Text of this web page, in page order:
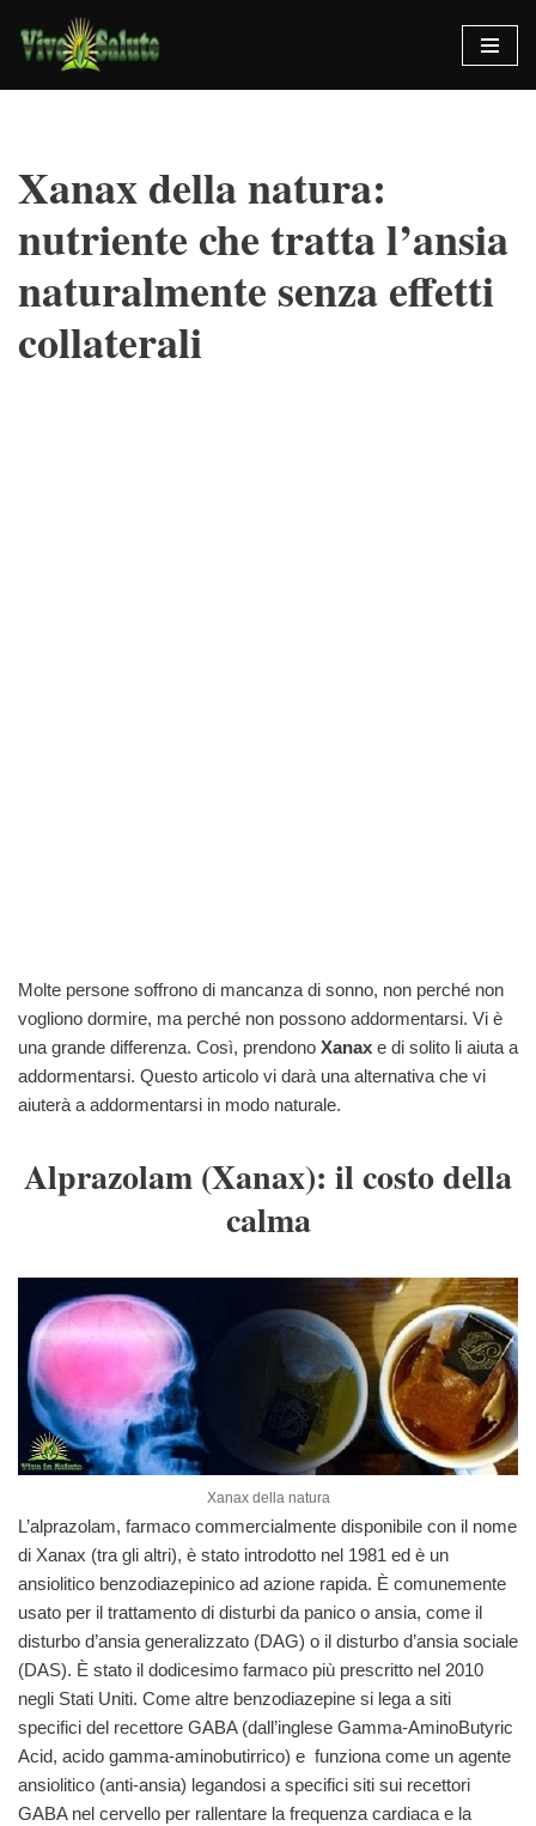
Vai
al
Xanax della natura:
nutriente che tratta l’ansia
naturalmente senza effetti
collaterali
Molte persone soffrono di mancanza di sonno, non perché non
vogliono dormire, ma perché non possono addormentarsi. Vi è
una grande differenza. Così, prendono Xanax e di solito li aiuta a
addormentarsi. Questo articolo vi darà una alternativa che vi
aiuterà a addormentarsi in modo naturale.
Alprazolam (Xanax): il costo della
calma
Xanax della natura
L’alprazolam, farmaco commercialmente disponibile con il nome
di Xanax (tra gli altri), è stato introdotto nel 1981 ed è un
ansiolitico benzodiazepinico ad azione rapida. È comunemente
usato per il trattamento di disturbi da panico o ansia, come il
disturbo d’ansia generalizzato (DAG) o il disturbo d’ansia sociale
(DAS). È stato il dodicesimo farmaco più prescritto nel 2010
negli Stati Uniti. Come altre benzodiazepine si lega a siti
specifici del recettore GABA (dall’inglese Gamma-AminoButyric
Acid, acido gamma-aminobutirrico) e funziona come un agente
ansiolitico (anti-ansia) legandosi a specifici siti sui recettori
GABA nel cervello per rallentare la frequenza cardiaca e la